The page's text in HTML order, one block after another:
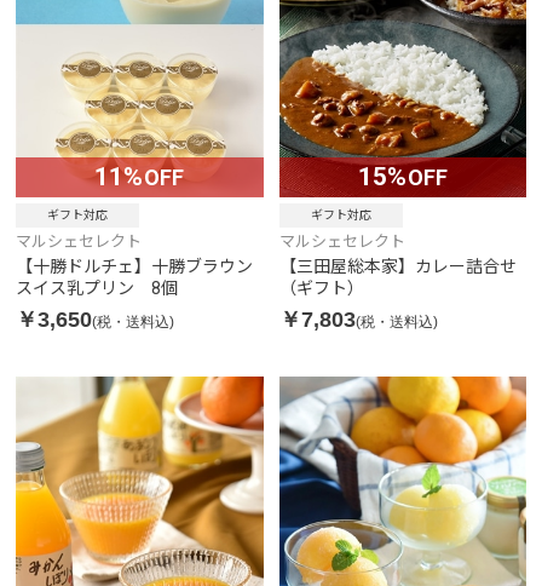
11%OFF
ギフト対応
マルシェセレクト
【十勝ドルチェ】十勝ブラウン
スイス乳プリン 8個
￥3,650(税・送料込)
15%OFF
ギフト対応
マルシェセレクト
【三田屋総本家】カレー詰合せ
（ギフト）
￥7,803(税・送料込)